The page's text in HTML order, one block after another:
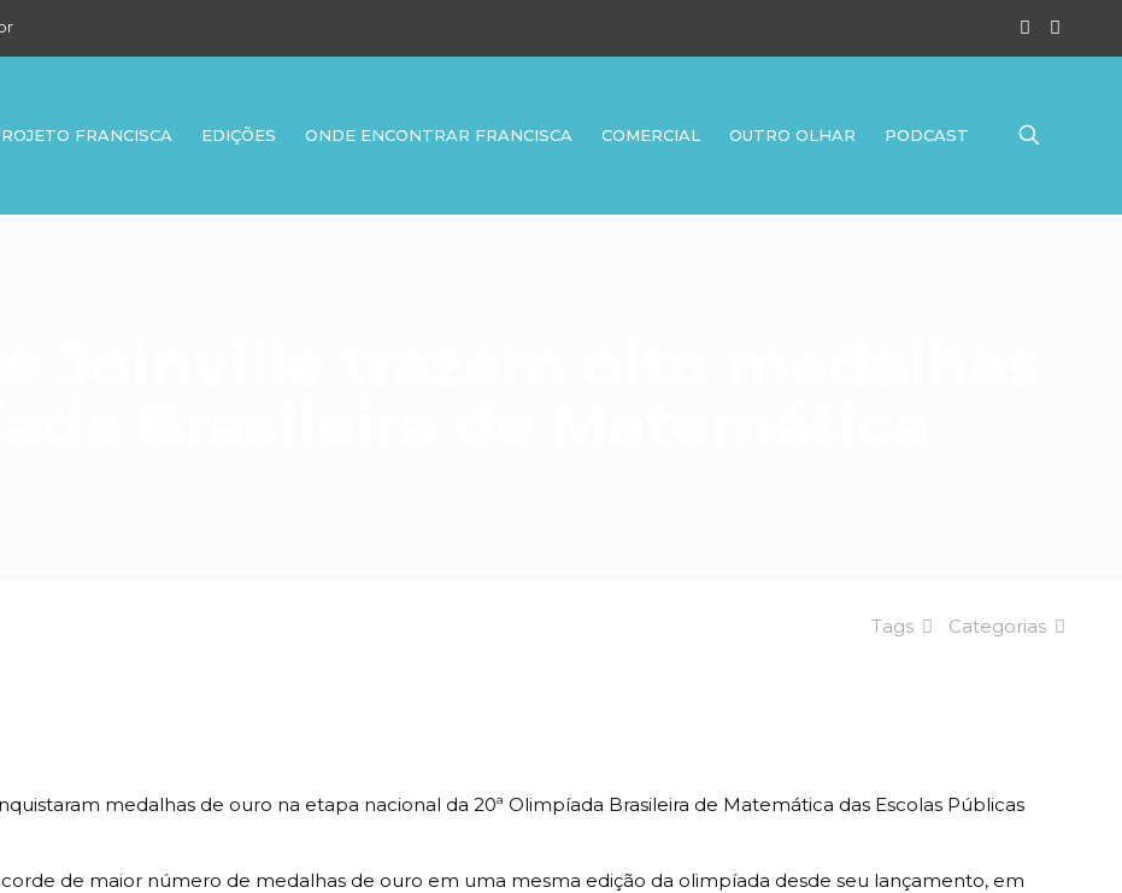
FRANCISCA EDIÇÕES ONDE ENCONTRAR FRANCISCA COMERCIAL OUTRO OLHAR PODCAST
Categorias
Tags
medalhas de ouro na etapa nacional da 20ª Olimpíada Brasileira de Matemática das Escolas Públicas
de maior número de medalhas de ouro em uma mesma edição da olimpíada desde seu lançamento, em